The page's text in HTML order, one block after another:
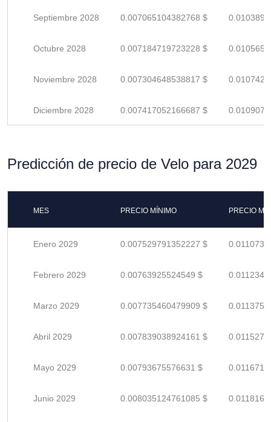
Septiembre 2028 0.007065104382768 $
Octubre 2028 0.007184719723228 $
Noviembre 2028 0.007304648538817 $
Diciembre 2028 0.007417052166687 $
Predicción de precio de Velo para 2029
MES PRECIO MÍNIMO PRECIO
Enero 2029 0.007529791352227 $
Febrero 2029 0.00763925524549 $
Marzo 2029 0.007735460479909 $
Abril 2029 0.007839038924161 $
Mayo 2029 0.00793675576631 $
Junio 2029 0.008035124761085 $